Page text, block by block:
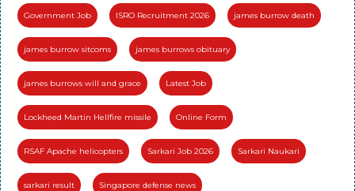
Government Job ISRO Recruitment 2026 james burrow death
james burrow sitcoms james burrows obituary
james burrows will and grace Latest Job
Lockheed Martin Hellfire missile Online Form
RSAF Apache helicopters Sarkari Job 2026 Sarkari Naukari
sarkari result Singapore defense news